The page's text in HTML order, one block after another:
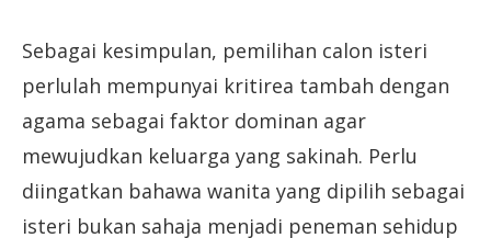
Sebagai kesimpulan, pemilihan calon isteri
perlulah mempunyai kritirea tambah dengan
agama sebagai faktor dominan agar
mewujudkan keluarga yang sakinah. Perlu
diingatkan bahawa wanita yang dipilih sebagai
isteri bukan sahaja menjadi peneman sehidup